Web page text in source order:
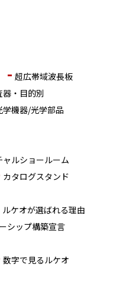
超広帯域波長板
器・目的別
学機器/光学部品
ャルショールーム
カタログスタンド
ルケオが選ばれる理由
シップ構築宣言
数字で見るルケオ